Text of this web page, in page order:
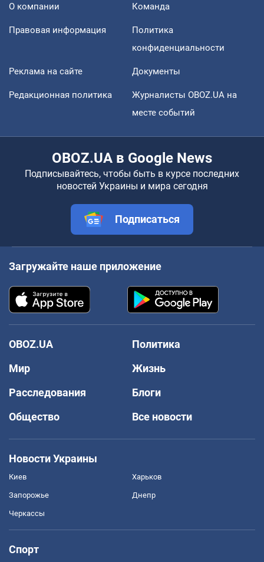
О компании Команда
Правовая информация
Политика
конфиденциальности
Реклама на сайте Документы
Редакционная политика
Журналисты OBOZ.UA на
месте событий
OBOZ.UA в Google News
Подписывайтесь, чтобы быть в курсе последних
новостей Украины и мира сегодня
Подписаться
Загружайте наше приложение
OBOZ.UA
Политика
Мир
Жизнь
Расследования
Блоги
Общество
Все новости
Новости Украины
Киев Харьков
Запорожье Днепр
Черкассы
Спорт